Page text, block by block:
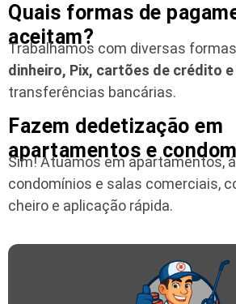
Quais formas de
aceitam?
Trabalhamos com diversas
dinheiro, Pix, cartões de crédito
transferências bancárias.
Fazem dedetização em
apartamentos e
Sim! Atuamos em apartamentos,
condomínios e salas comerciais,
cheiro e aplicação rápida.